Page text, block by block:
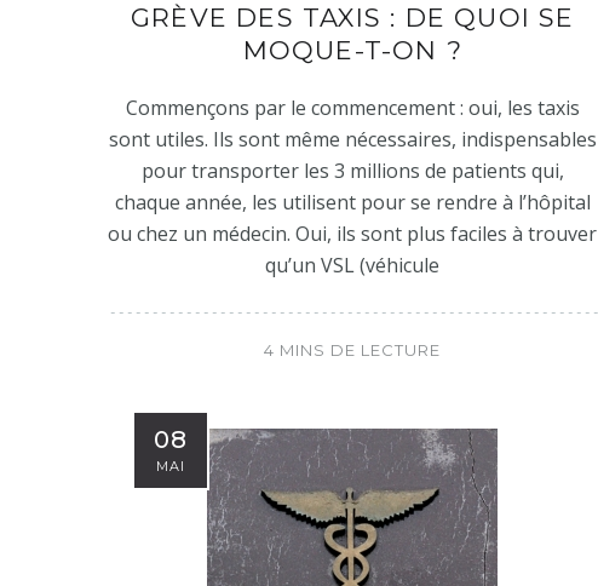
GRÈVE DES TAXIS : DE QUOI SE
MOQUE-T-ON ?
Commençons par le commencement : oui, les taxis
sont utiles. Ils sont même nécessaires, indispensables
pour transporter les 3 millions de patients qui,
chaque année, les utilisent pour se rendre à l’hôpital
ou chez un médecin. Oui, ils sont plus faciles à trouver
qu’un VSL (véhicule
4 MINS DE LECTURE
08
MAI